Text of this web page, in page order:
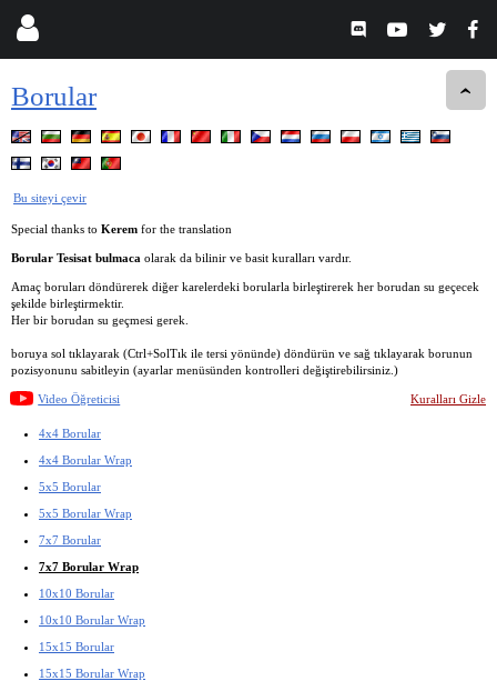
Borular
Bu siteyi çevir
Special thanks to Kerem for the translation
Borular Tesisat bulmaca olarak da bilinir ve basit kuralları vardır.
Amaç boruları döndürerek diğer karelerdeki borularla birleştirerek her borudan su geçecek
şekilde birleştirmektir.
Her bir borudan su geçmesi gerek.
boruya sol tıklayarak (Ctrl+SolTık ile tersi yönünde) döndürün ve sağ tıklayarak borunun
pozisyonunu sabitleyin (ayarlar menüsünden kontrolleri değiştirebilirsiniz.)
Video Öğreticisi Kuralları Gizle
4x4 Borular
4x4 Borular Wrap
5x5 Borular
5x5 Borular Wrap
7x7 Borular
7x7 Borular Wrap
10x10 Borular
10x10 Borular Wrap
15x15 Borular
15x15 Borular Wrap